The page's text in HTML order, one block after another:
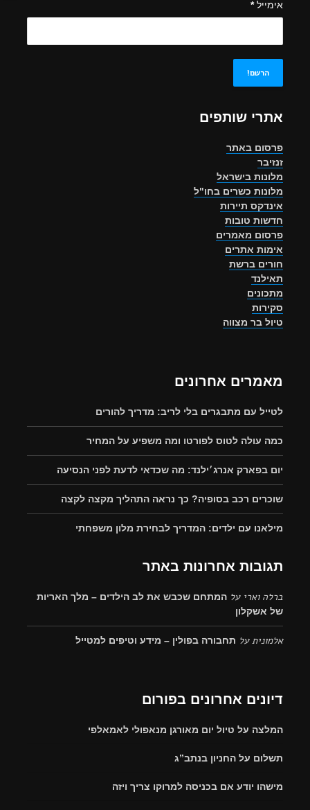
אימייל*
אתרי שותפים
פרסום באתר
זנזיבר
מלונות בישראל
מלונות כשרים בחו"ל
אינדקס תיירות
חדשות טובות
פרסום מאמרים
אימות אתרים
חורים ברשת
תאילנד
מתכונים
סקירות
טיול בר מצווה
מאמרים אחרונים
לטייל עם מתבגרים בלי לריב: מדריך להורים
כמה עולה לטוס לפורטו ומה משפיע על המחיר
יום בפארק אנרג׳ילנד: מה שכדאי לדעת לפני הנסיעה
שוכרים רכב בסופיה? כך נראה התהליך מקצה לקצה
מילאנו עם ילדים: המדריך לבחירת מלון משפחתי
תגובות אחרונות באתר
ברלה וארי על המתחם שכבש את לב הילדים – מלך האריות
של אשקלון
אלמוניתעל תחבורה בפולין – מידע וטיפים למטייל
דיונים אחרונים בפורום
המלצה על טיול יום מאורגן מנאפולי לאמאלפי
תשלום על החניון בנתב”ג
מישהו יודע אם בכניסה למרוקו צריך ויזה